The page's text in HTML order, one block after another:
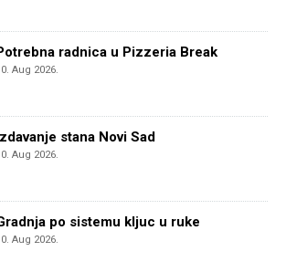
radnica u Pizzeria Break
Aug 2026.
stana Novi Sad
Aug 2026.
po sistemu kljuc u ruke
Aug 2026.